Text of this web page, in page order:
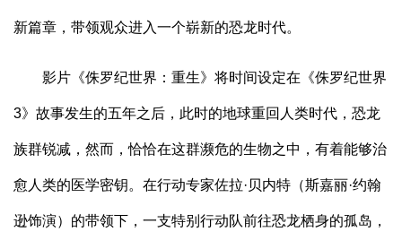
新篇章，带领观众进入一个崭新的恐龙时代。
影片《侏罗纪世界：重生》将时间设定在《侏罗纪世界
3》故事发生的五年之后，此时的地球重回人类时代，恐龙
族群锐减，然而，恰恰在这群濒危的生物之中，有着能够治
愈人类的医学密钥。在行动专家佐拉·贝内特（斯嘉丽·约翰
逊饰演）的带领下，一支特别行动队前往恐龙栖身的孤岛，